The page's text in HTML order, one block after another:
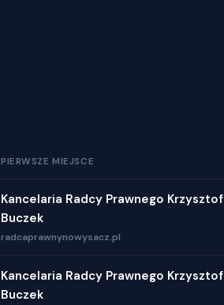
PIERWSZE MIEJSCE
Kancelaria Radcy Prawnego Krzysztof
Buczek
radcaprawnynowysacz.pl
Kancelaria Radcy Prawnego Krzysztof
Buczek